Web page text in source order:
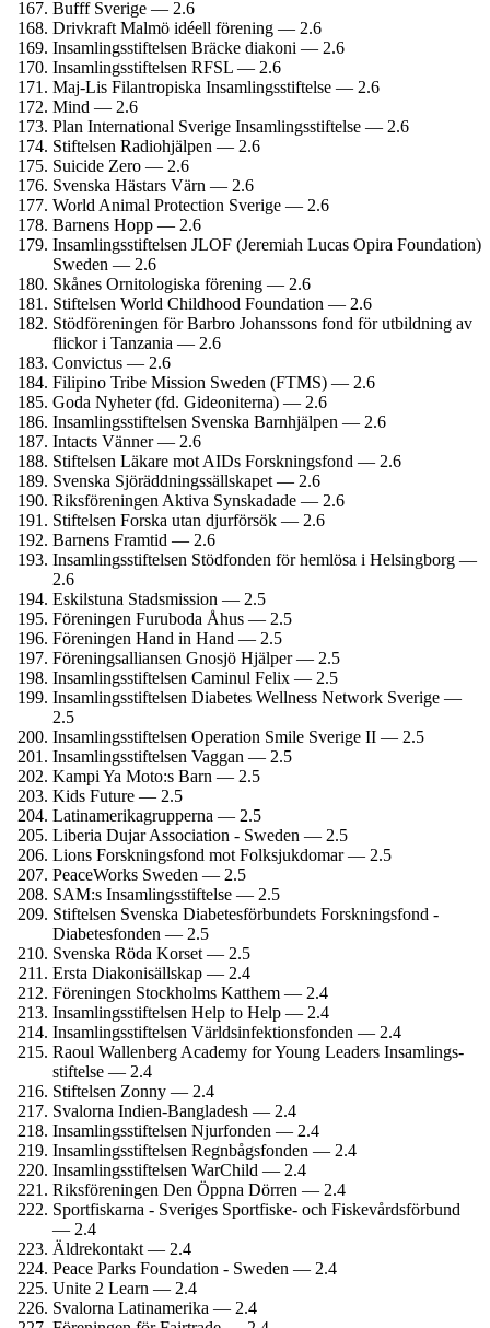
Bufff Sverige — 2.6
Drivkraft Malmö idéell förening — 2.6
Insamlings­stiftelsen Bräcke diakoni — 2.6
Insamlings­stiftelsen RFSL — 2.6
Maj-Lis Filantropiska Insamlings­stiftelse — 2.6
Mind — 2.6
Plan International Sverige Insamlings­stiftelse — 2.6
Stiftelsen Radiohjälpen — 2.6
Suicide Zero — 2.6
Svenska Hästars Värn — 2.6
World Animal Protection Sverige — 2.6
Barnens Hopp — 2.6
Insamlings­stiftelsen JLOF (Jeremiah Lucas Opira Foundation)
Sweden — 2.6
Skånes Ornitologiska förening — 2.6
Stiftelsen World Childhood Foundation — 2.6
Stödföreningen för Barbro Johanssons fond för utbildning av
flickor i Tanzania — 2.6
Convictus — 2.6
Filipino Tribe Mission Sweden (FTMS) — 2.6
Goda Nyheter (fd. Gideoniterna) — 2.6
Insamlings­stiftelsen Svenska Barnhjälpen — 2.6
Intacts Vänner — 2.6
Stiftelsen Läkare mot AIDs Forsknings­fond — 2.6
Svenska Sjöräddnings­sällskapet — 2.6
Riksföreningen Aktiva Synskadade — 2.6
Stiftelsen Forska utan djurförsök — 2.6
Barnens Framtid — 2.6
Insamlings­stiftelsen Stödfonden för hemlösa i Helsingborg —
2.6
Eskilstuna Stadsmission — 2.5
Föreningen Furuboda Åhus — 2.5
Föreningen Hand in Hand — 2.5
Förenings­alliansen Gnosjö Hjälper — 2.5
Insamlings­stiftelsen Caminul Felix — 2.5
Insamlings­stiftelsen Diabetes Wellness Network Sverige —
2.5
Insamlings­stiftelsen Operation Smile Sverige II — 2.5
Insamlings­stiftelsen Vaggan — 2.5
Kampi Ya Moto:s Barn — 2.5
Kids Future — 2.5
Latinamerika­grupperna — 2.5
Liberia Dujar Association - Sweden — 2.5
Lions Forsknings­fond mot Folksjukdomar — 2.5
PeaceWorks Sweden — 2.5
SAM:s Insamlings­stiftelse — 2.5
Stiftelsen Svenska Diabetes­förbundets Forskningsfond -
Diabetesfonden — 2.5
Svenska Röda Korset — 2.5
Ersta Diakonisällskap — 2.4
Föreningen Stockholms Katthem — 2.4
Insamlings­stiftelsen Help to Help — 2.4
Insamlings­stiftelsen Världsinfektions­fonden — 2.4
Raoul Wallenberg Academy for Young Leaders Insamlings­
stiftelse — 2.4
Stiftelsen Zonny — 2.4
Svalorna Indien-Bangladesh — 2.4
Insamlings­stiftelsen Njurfonden — 2.4
Insamlings­stiftelsen Regnbågs­fonden — 2.4
Insamlings­stiftelsen WarChild — 2.4
Riksföreningen Den Öppna Dörren — 2.4
Sportfiskarna - Sveriges Sportfiske- och Fiskevårds­förbund
— 2.4
Äldrekontakt — 2.4
Peace Parks Foundation - Sweden — 2.4
Unite 2 Learn — 2.4
Svalorna Latinamerika — 2.4